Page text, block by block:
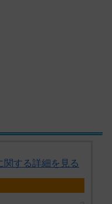
関する詳細を見る